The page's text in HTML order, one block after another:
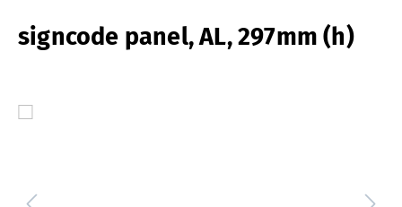
signcode panel, AL, 297mm (h)